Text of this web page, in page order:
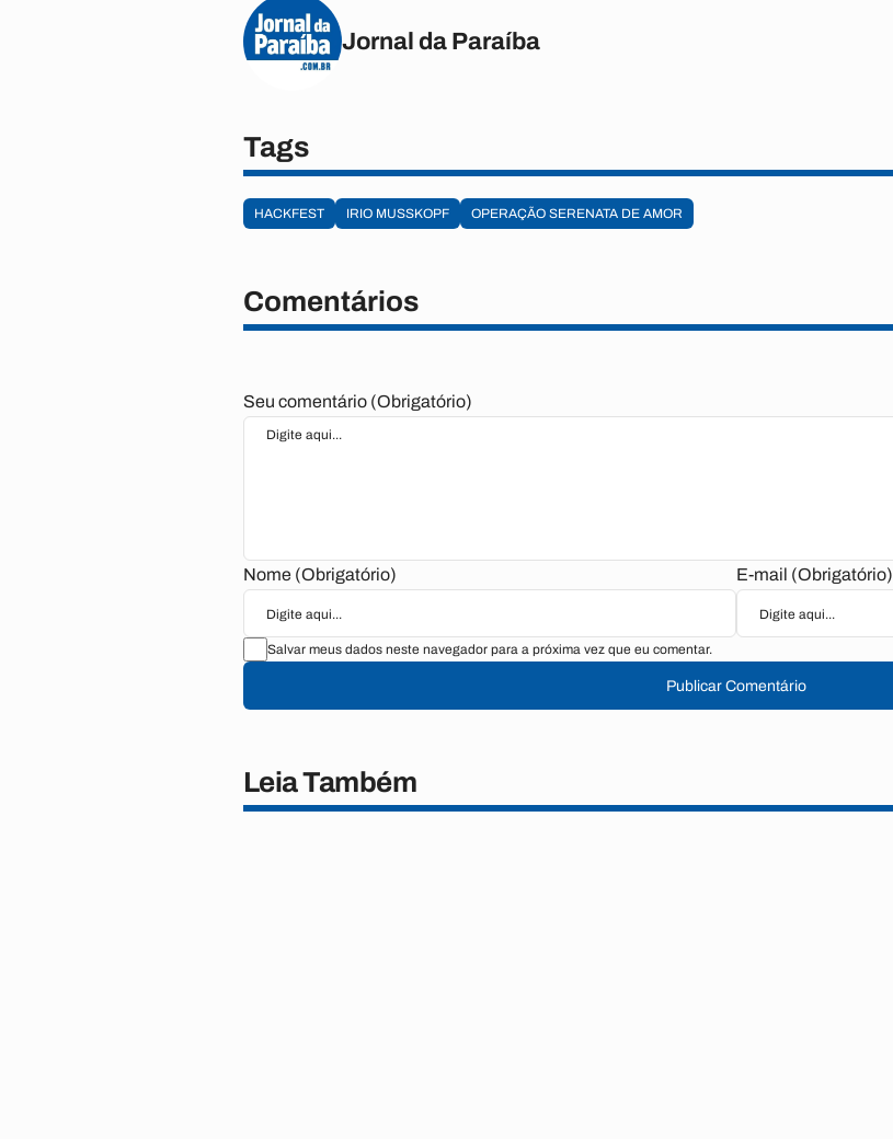
Jornal da Paraíba
Tags
HACKFEST IRIO MUSSKOPF OPERAÇÃO SERENATA DE AMOR
Comentários
Seu comentário (Obrigatório)
Nome (Obrigatório) E-mail (Obrigatório)
Salvar meus dados neste navegador para a próxima vez que eu comentar.
Publicar Comentário
Leia Também